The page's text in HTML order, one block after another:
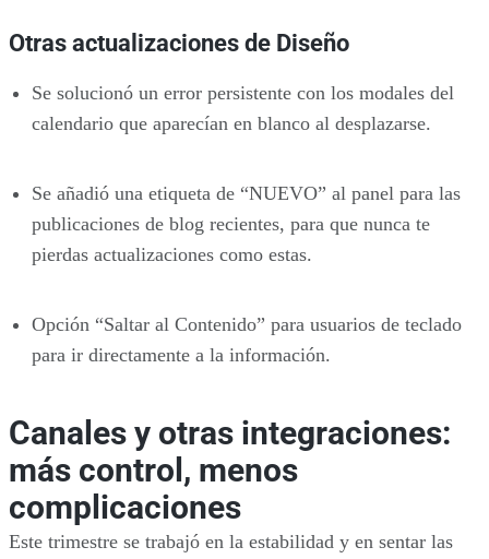
Otras actualizaciones de Diseño
Se solucionó un error persistente con los modales del
calendario que aparecían en blanco al desplazarse.
Se añadió una etiqueta de “NUEVO” al panel para las
publicaciones de blog recientes, para que nunca te
pierdas actualizaciones como estas.
Opción “Saltar al Contenido” para usuarios de teclado
para ir directamente a la información.
Canales y otras integraciones:
más control, menos
complicaciones
Este trimestre se trabajó en la estabilidad y en sentar las